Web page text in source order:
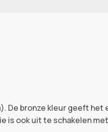
De bronze kleur geeft
is ook uit te schakelen